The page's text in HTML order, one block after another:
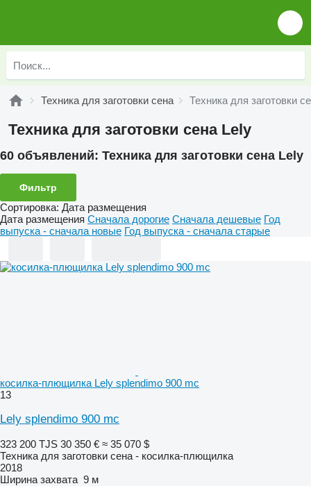
Техника для заготовки сена Техника для заготовки
Техника для заготовки сена Lely
60 объявлений: Техника для заготовки сена Lely
Фильтр
Сортировка: Дата размещения
Дата размещения Сначала дорогие Сначала дешевые Год
выпуска - сначала новые Год выпуска - сначала старые
косилка-плющилка Lely splendimo 900 mc
13
Lely splendimo 900 mc
323 200 TJS 30 350 € ≈ 35 070 $
Техника для заготовки сена - косилка-плющилка
2018
Ширина захвата 9 м